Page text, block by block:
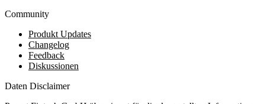
Community
Produkt Updates
Changelog
Feedback
Diskussionen
Daten Disclaimer